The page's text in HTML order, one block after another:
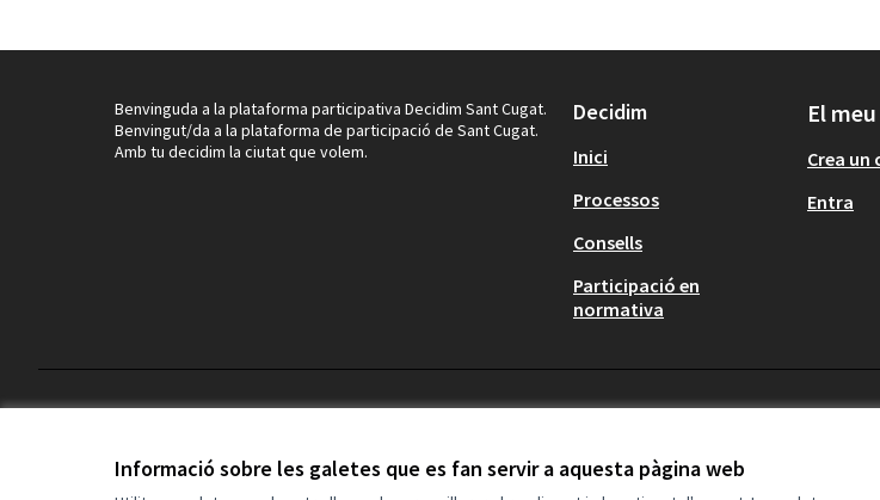
Informació sobre les galetes que es fan servir a aquesta pàgina web
Benvinguda a la plataforma participativa Decidim Sant Cugat.
Benvingut/da a la plataforma de participació de Sant Cugat.
Amb tu decidim la ciutat que volem.
Decidim
Inici
Processos
Consells
Participació en
normativa
El
Crea un
Entra